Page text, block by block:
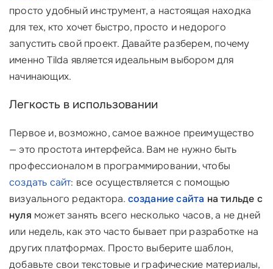
просто удобный инструмент, а настоящая находка
для тех, кто хочет быстро, просто и недорого
запустить свой проект. Давайте разберем, почему
именно Tilda является идеальным выбором для
начинающих.
Легкость в использовании
Первое и, возможно, самое важное преимущество
— это простота интерфейса. Вам не нужно быть
профессионалом в программировании, чтобы
создать сайт: все осуществляется с помощью
визуального редактора. создание сайта на тильде с
нуля может занять всего несколько часов, а не дней
или недель, как это часто бывает при разработке на
других платформах. Просто выберите шаблон,
добавьте свои текстовые и графические материалы,